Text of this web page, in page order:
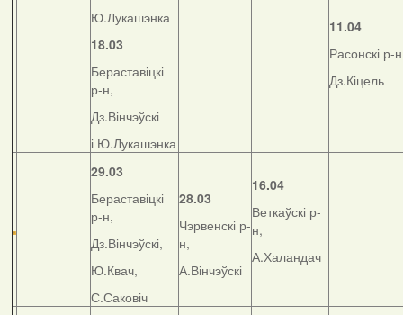
Ю.Лукашэнка
18.03
Бераставіцкі
р-н,
Дз.Вінчэўскі
і Ю.Лукашэнка
11.04
Расонскі р-
Дз.Кіцель
29.03
Бераставіцкі
р-н,
Дз.Вінчэўскі,
Ю.Квач,
С.Саковіч
28.03
Чэрвенскі р-
н,
А.Вінчэўскі
16.04
Веткаўскі р-
н,
А.Халандач